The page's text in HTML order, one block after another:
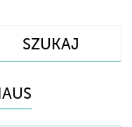
SZUKAJ